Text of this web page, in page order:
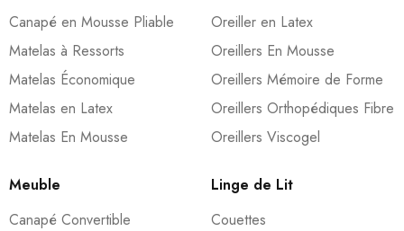
Canapé en Mousse Pliable
Matelas à Ressorts
Matelas Économique
Matelas en Latex
Matelas En Mousse
Oreiller en Latex
Oreillers En Mousse
Oreillers Mémoire de Forme
Oreillers Orthopédiques Fibre
Oreillers Viscogel
Meuble
Canapé Convertible
Linge de Lit
Couettes